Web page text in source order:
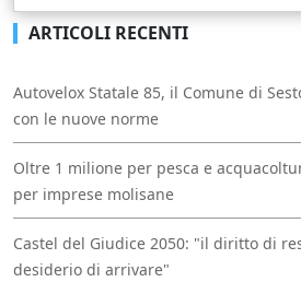
ARTICOLI RECENTI
Autovelox Statale 85, il Comune di
con le nuove norme
Oltre 1 milione per pesca e
per imprese molisane
Castel del Giudice 2050: "il diritto di
desiderio di arrivare"